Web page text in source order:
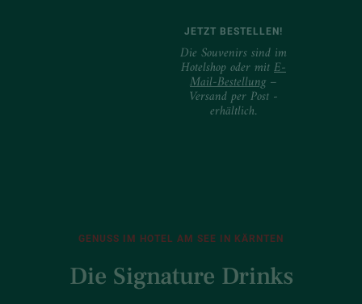
JETZT BESTELLEN!
Die Souvenirs sind im
Hotelshop oder mitE-
Mail-Bestellung –
Versand per Post -
erhältlich.
GENUSS IM HOTEL AM SEE IN KÄRNTEN
Die Signature Drinks